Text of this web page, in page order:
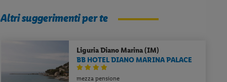
Altri suggerimenti per te
LiguriaDiano Marina (IM)
BB HOTEL DIANO MARINA PALACE
mezza pensione